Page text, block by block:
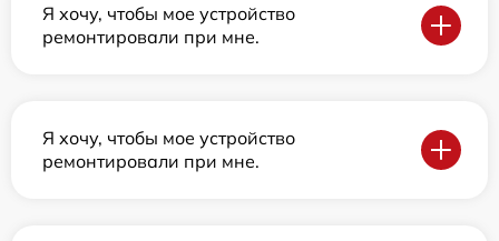
Я хочу, чтобы мое устройство
ремонтировали при мне.
Я хочу, чтобы мое устройство
ремонтировали при мне.